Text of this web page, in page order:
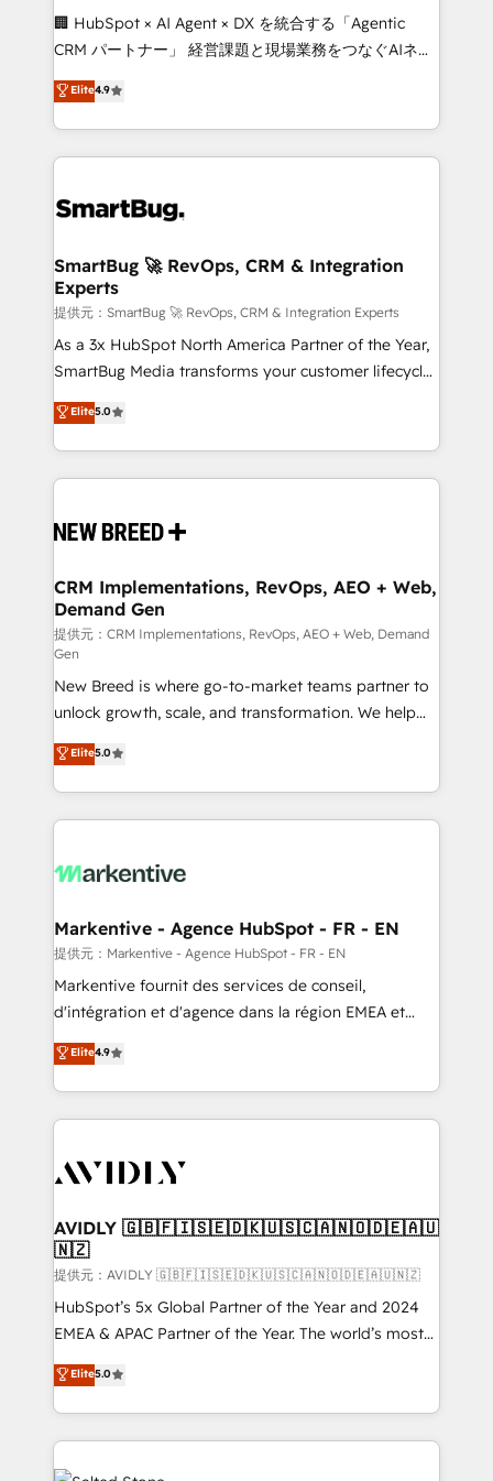
around your business, not a template. ➤ Migration:
Move from any legacy CRM. Zero downtime, full data
run your revenue process. Sales, marketing, and
service wired together. ➤ AI and Integrations: Layer
tune-ups, feature rollouts, adoption coaching. Buying
HubSpot, switching to it, or reviving a stale portal?
We are built for the work.
🏢 HubSpot × AI Agent × DX を統合する「Agentic
CRM パートナー」 経営課題と現場業務をつなぐAIネイ
ティブ・エージェンシーとして、HubSpot Eliteの実装
力で顧客フロント業務を再設計します。 💡 100inc は何
をする会社か？ HubSpotを共通基盤に、AIエージェン
トを組み込んだ顧客フロント業務（マーケティング・営
ィブ・エージェンシーです。事業部・グループ会社・部
を、CRMを軸とした全社共通基盤に再構築します。意
思決定者・PMO・現場担当者に並走します。 1️⃣
HubSpot導入・活用支援 顧客データの一元化から、
GTMの見える化・自動化まで。全Hub統合運用、デー
タ品質設計、グループ横断のCRM統合に対応します。
の一部をAIが自律実行する組織への移行を設計・実装。
Breeze・Claude等をHubSpotと連携させ、役割定義・
革を、構想から実装・定着までPMOとして主導。「設
の統合・浸透・変革管理を実行します。 ▸ CMS戦略設
計・構築：リード獲得・CVR・SEOを前提にした情報設
計・導線設計・テンプレート設計をContent Hubで一体
提供。 ▸ 既存CRM・MAからの移行支援：Salesforce・
Marketo・Pardot等からの移行、カスタム設計、履歴
データ移行と活用設計まで。 ▸ AEO対応：ChatGPT・
ンツとサイト構造を最適化。 🏆 なぜ100incを選ぶの
か？ ✓ HubSpot Eliteパートナー認定 ✓ HubSpotアワ
ード受賞・HUGリーダー ✓ ISO27001:2022 /
HubSpot大百科 出版 CRM・AI活用に関するご相談、現
せください。
Elite4.9
SmartBug 🚀 RevOps, CRM & Integration
Experts
提供元：SmartBug 🚀 RevOps, CRM & Integration Experts
As a 3x HubSpot North America Partner of the Year,
SmartBug Media transforms your customer lifecycle
into a revenue engine. Our unified ecosystem
includes specialized divisions Globalia (AI &
Software) and Point Success Media (Paid Media),
making this the official home for all three brands. 🔄
and system integrations powered by Globalia’s
trainers to drive platform adoption. 📈 Revenue
Generation - Full-funnel marketing and high-
performance advertising via Point Success Media. -
Expert deployment of Breeze AI and custom agents
to automate growth. 🏆 Elite Excellence - 8 platform
accreditations and deep HIPAA-compliance
expertise. - A team of 250+ experts dedicated to
your resilient growth.
Elite5.0
CRM Implementations, RevOps, AEO + Web,
Demand Gen
提供元：CRM Implementations, RevOps, AEO + Web, Demand
Gen
New Breed is where go-to-market teams partner to
unlock growth, scale, and transformation. We help
companies activate HubSpot’s AI-powered
customer platform and operationalize HubSpot’s
Loop Marketing framework through expert-led
services, smart agents, and purpose-built apps,
results, fast. ⚙️CRM & RevOps: Align all Hubs to your
🎯Demand Gen & ABM: Drive pipeline with inbound,
ABM, AEO, SEO, & paid media. 👩‍💻Web Design:
Build high-performing websites with UX, messaging,
& conversion strategy that drive results. 🤖AI
AI, & maximize AEO with tailored AI services. 🧩
Integrations: Extend HubSpot with custom
Elite5.0
Markentive - Agence HubSpot - FR - EN
提供元：Markentive - Agence HubSpot - FR - EN
Markentive fournit des services de conseil,
d'intégration et d'agence dans la région EMEA et
North America. Avec plus de 115 experts en
marketing automation, Growth, Revops, CRM et
webdesign. Markentive is both a consulting firm, a
digital agency and an integrator. With over 115
CRM and webdesign (We focus on EMEA - USA
Elite4.9
AVIDLY 🇬🇧🇫🇮🇸🇪🇩🇰🇺🇸🇨🇦🇳🇴🇩🇪🇦🇺
🇳🇿
提供元：AVIDLY 🇬🇧🇫🇮🇸🇪🇩🇰🇺🇸🇨🇦🇳🇴🇩🇪🇦🇺🇳🇿
HubSpot’s 5x Global Partner of the Year and 2024
EMEA & APAC Partner of the Year. The world’s most
experienced and fully accredited HubSpot Solutions
Partner. 🚀 With 2,750+ HubSpot projects delivered
and 370+ specialists across EMEA, APAC and NAM,
we de-risk complex CRM programmes and
accelerate ROI across every HubSpot Hub. 🧭 From
Elite5.0